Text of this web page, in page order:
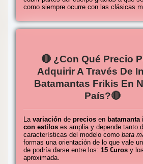
como siempre ocurre con las clásicas
🔴 ¿Con Qué Precio
Adquirir A Través De
Batamantas Frikis En
País?🔴
La variación de precios en
con estilos es amplia y depende tanto
características del modelo como bata
formas una orientación de lo que vale
de podría darse entre los: 15 €uros y los
aproximada.